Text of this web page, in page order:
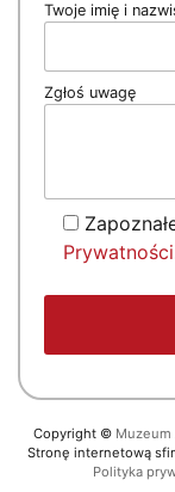
Twoje imię i
Zgłoś uwagę
Prywatności
Copyright © Muzeum
Stronę internetową
Polityka